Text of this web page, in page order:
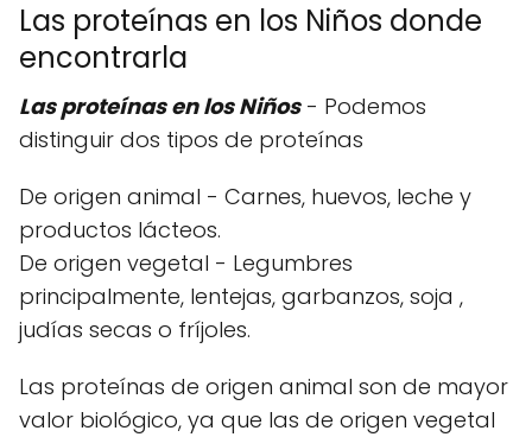
Las proteínas en los Niños donde
encontrarla
Las proteínas en los Niños- Podemos
distinguir dos tipos de proteínas
De origen animal - Carnes, huevos, leche y
productos lácteos.
De origen vegetal - Legumbres
principalmente, lentejas, garbanzos, soja ,
judías secas o fríjoles.
Las proteínas de origen animal son de mayor
valor biológico, ya que las de origen vegetal